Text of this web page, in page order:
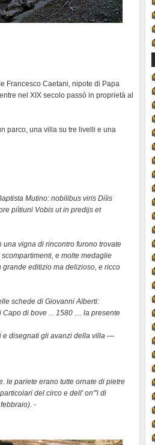
Francesco Caetani, nipote di Papa
nel XIX secolo passò in proprietà al
parco, una villa su tre livelli e una
Mutino: nobilibus viris Diìis
piìtiuni Vobis ut in predijs et
una vigna di rincontro furono trovate
e molte medaglie
editizio ma delizioso, e ricco
schede di Giovanni Alberti:
di bove ... 1580 .... la presente
e disegnati gli avanzi della villa —
le pariete erano tutte ornate di pietre
del circo e dell' on'"i di
-